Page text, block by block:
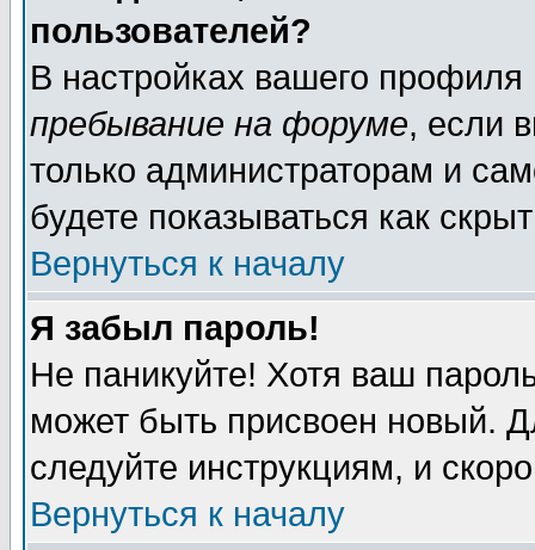
пользователей?
В настройках вашего
пребывание на форуме, если
только администраторам и
будете показываться как
Вернуться к началу
Я забыл пароль!
Не паникуйте! Хотя ваш
может быть присвоен новый.
следуйте инструкциям, и
Вернуться к началу